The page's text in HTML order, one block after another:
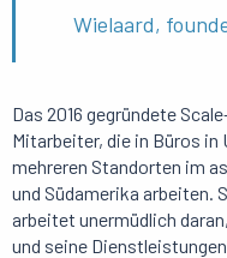
Wielaard,
Das 2016 gegründete
Mitarbeiter, die in Büros in
mehreren Standorten im
und Südamerika arbeiten.
arbeitet unermüdlich
und seine